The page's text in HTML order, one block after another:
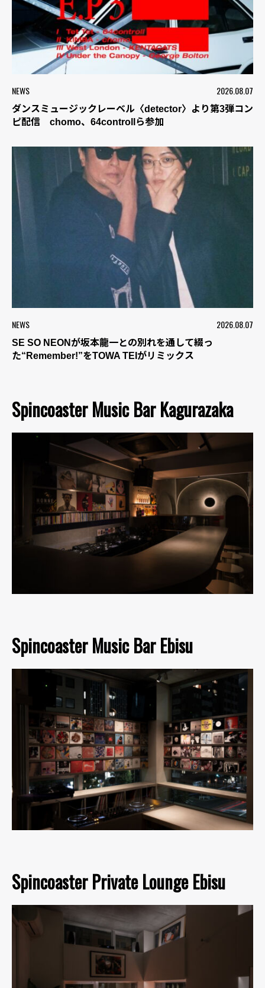
NEWS 2026.08.07
ダンスミュージックレーベル〈detector〉より第3弾コン
ピ配信 chomo、64controllら参加
NEWS 2026.08.07
SE SO NEONが坂本龍一との別れを通して綴っ
た“Remember!”をTOWA TEIがリミックス
Spincoaster Music Bar Kagurazaka
Spincoaster Music Bar Ebisu
Spincoaster Private Lounge Ebisu